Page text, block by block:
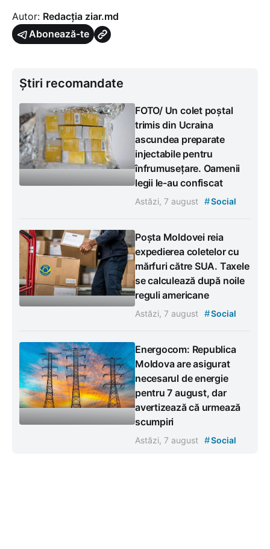
Autor: Redacția ziar.md
Abonează-te
Știri recomandate
FOTO/ Un colet poștal
trimis din Ucraina
ascundea preparate
injectabile pentru
înfrumusețare. Oamenii
legii le-au confiscat
Astăzi, 7 august #Social
Poșta Moldovei reia
expedierea coletelor cu
mărfuri către SUA. Taxele
se calculează după noile
reguli americane
Astăzi, 7 august #Social
Energocom: Republica
Moldova are asigurat
necesarul de energie
pentru 7 august, dar
avertizează că urmează
scumpiri
Astăzi, 7 august #Social